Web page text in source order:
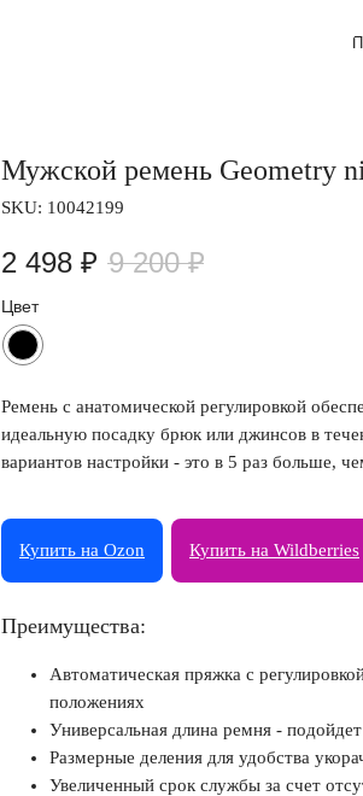
Для
Мужской ремень Geometry
SKU: 10042199
2 498 ₽ 9 200 ₽
Цвет
Ремень с анатомической регулировкой
идеальную посадку брюк или джинсов в
вариантов настройки - это в 5 раз больше,
Купить на Ozon Купить на Wildberries
Преимущества:
Автоматическая пряжка с
положениях
Универсальная длина ремня -
Размерные деления для удобства
Увеличенный срок службы за счет